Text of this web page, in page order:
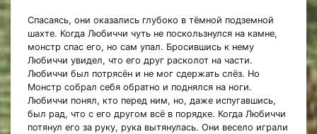
Спасаясь, они оказались глубоко в тёмной подземной
шахте. Когда Любиччи чуть не поскользнулся на камне,
монстр спас его, но сам упал. Бросившись к нему
Любиччи увидел, что его друг расколот на части.
Любиччи был потрясён и не мог сдержать слёз. Но
Монстр собрал себя обратно и поднялся на ноги.
Любиччи понял, кто перед ним, но, даже испугавшись,
был рад, что с его другом всё в порядке. Когда Любиччи
потянул его за руку, рука вытянулась. Они весело играли